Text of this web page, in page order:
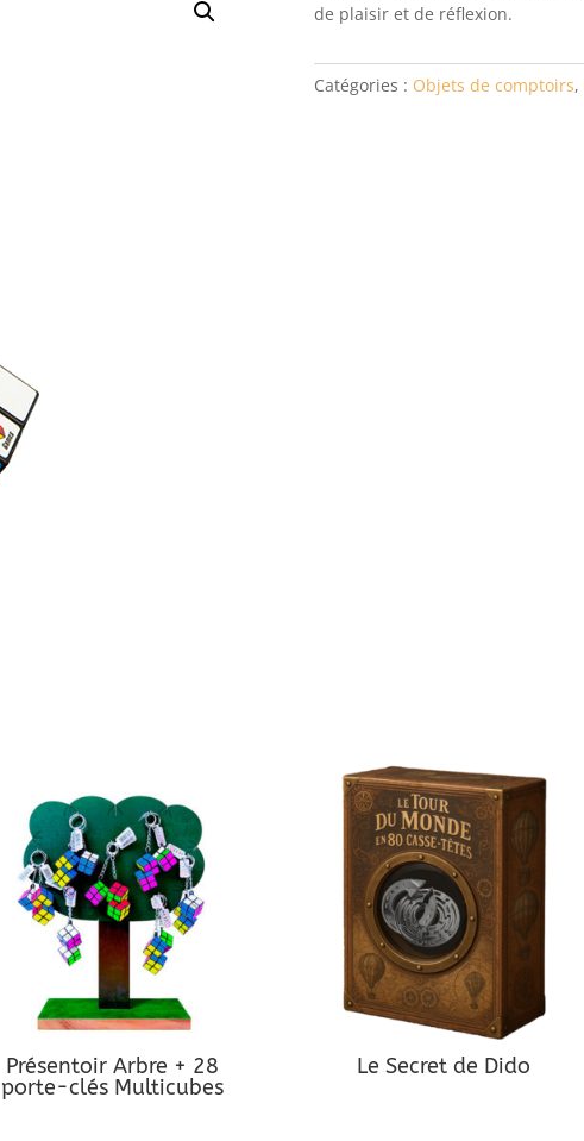
de plaisir et de réflexion.
Catégories : Objets de comptoirs,
Présentoir Arbre + 28
porte-clés Multicubes
Le Secret de Dido